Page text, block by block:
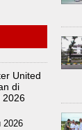
United
di
2026
2026